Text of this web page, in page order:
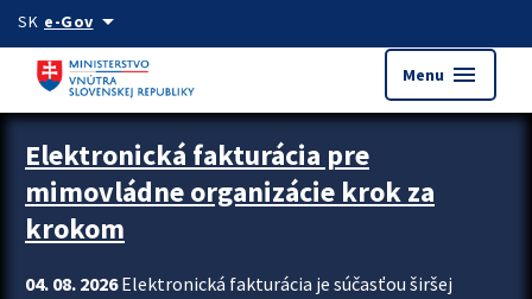
Preskocit na hlavný obsah
SK e-Govarrow_drop_down
Menu menu
Zastavit automatický posun upútavok
Elektronická fakturácia pre
mimovládne organizácie krok za
krokom
04. 08. 2026Elektronická fakturácia je súčasťou širšej